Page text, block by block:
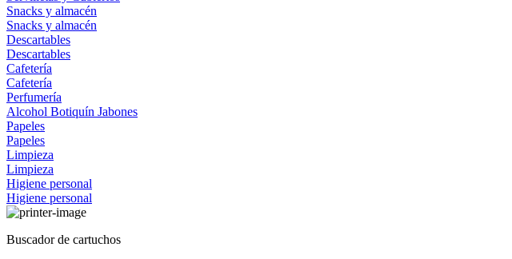
Snacks y almacén
Snacks y almacén
Descartables
Descartables
Cafetería
Cafetería
Perfumería
Alcohol Botiquín Jabones
Papeles
Papeles
Limpieza
Limpieza
Higiene personal
Higiene personal
Buscador de cartuchos